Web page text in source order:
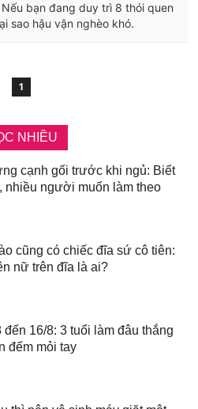
bạn đang duy trì 8 thói quen
sao hậu vận nghèo khó.
1
NHIỀU
cạnh gối trước khi ngủ: Biết
nhiều người muốn làm theo
cũng có chiếc đĩa sứ cô tiên:
nữ trên đĩa là ai?
đến 16/8: 3 tuổi làm đâu thắng
đếm mỏi tay